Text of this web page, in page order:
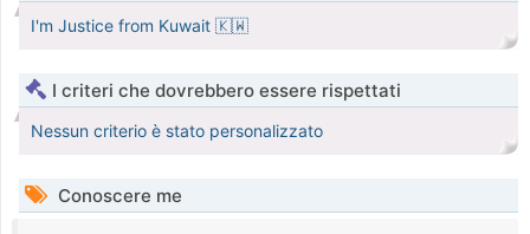
I'm Justice from Kuwait 🇰🇼
I criteri che dovrebbero essere rispettati
Nessun criterio è stato personalizzato
Conoscere me